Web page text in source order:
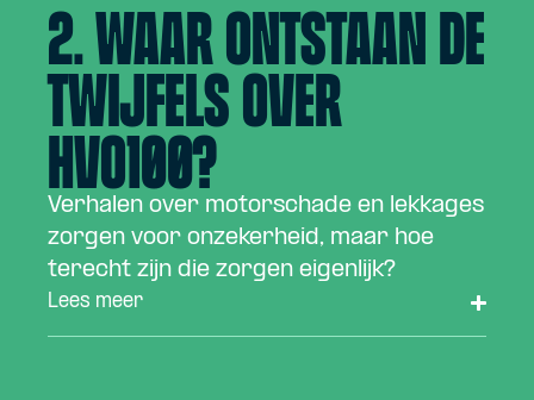
2. Waar ontstaan de
twijfels over
HVO100?
Verhalen over motorschade en lekkages
zorgen voor onzekerheid, maar hoe
terecht zijn die zorgen eigenlijk?
Lees meer